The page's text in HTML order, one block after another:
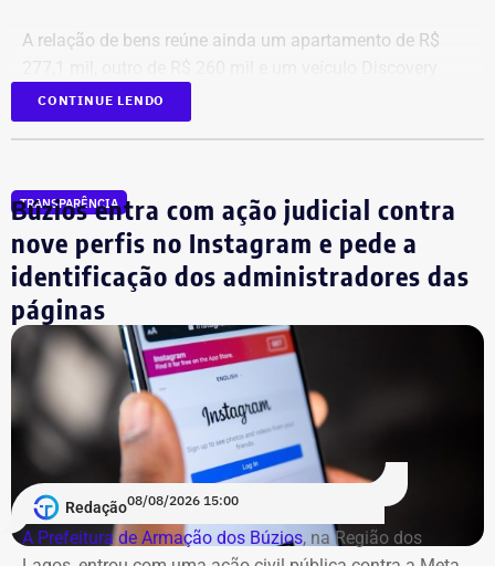
A relação de bens reúne ainda um apartamento de R$
D300, ano 2023, declarado por R$ 330 mil. Também
aparecem na lista cerca de R$ 177 mil em aplicações e
CONTINUE LENDO
TRANSPARÊNCIA
Búzios entra com ação judicial contra
nove perfis no Instagram e pede a
identificação dos administradores das
páginas
Redação08/08/2026 15:00
A Prefeitura de Armação dos Búzios, na Região dos